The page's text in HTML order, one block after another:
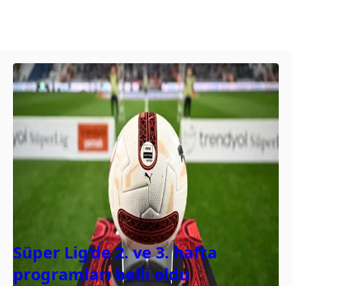
Süper Lig’de 2. ve 3. hafta
programları belli oldu